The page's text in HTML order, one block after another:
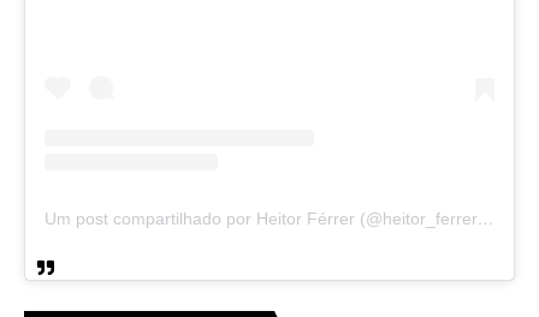
Um post compartilhado por Heitor Férrer (@heitor_ferrer77)